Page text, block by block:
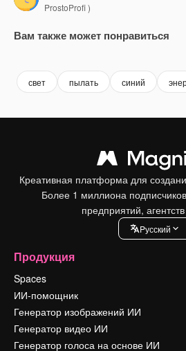
ProstoProfi )
Вам также может понравиться
свет пылать синий
Креативная платформа для
Более 1 миллиона
предприятий,
Pусский
Продукция
Spaces
ИИ-помощник
Генератор изображений ИИ
Генератор видео ИИ
Генератор голоса на основе ИИ